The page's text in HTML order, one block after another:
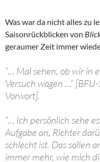
Was war da nicht alles zu
Saisonrückblicken von
geraumer Zeit immer
“… Mal sehen, ob wir in
Versuch wagen …“
Vorwort].
“… Ich persönlich sehe
Aufgabe an, Richter
schlecht ist. Das sollen
immer mehr, wie mich